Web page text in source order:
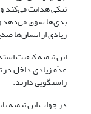
نیکی هدایت می‌کند
بدی‌ها سوق می‌دهد و
زیادی از انسان‌ها
عدّه زیادی داخل در
راستگویی دارند.
در جواب ابن تیمیه